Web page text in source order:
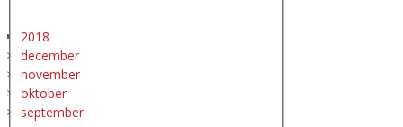
2018
december
november
oktober
september